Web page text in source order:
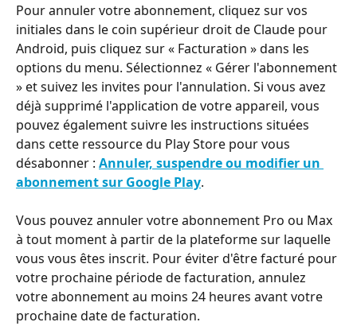
Pour annuler votre abonnement, cliquez sur vos
initiales dans le coin supérieur droit de Claude pour
Android, puis cliquez sur « Facturation » dans les
options du menu. Sélectionnez « Gérer l'abonnement
» et suivez les invites pour l'annulation. Si vous avez
déjà supprimé l'application de votre appareil, vous
pouvez également suivre les instructions situées
dans cette ressource du Play Store pour vous
désabonner : Annuler, suspendre ou modifier un
abonnement sur Google Play.
Vous pouvez annuler votre abonnement Pro ou Max
à tout moment à partir de la plateforme sur laquelle
vous vous êtes inscrit. Pour éviter d'être facturé pour
votre prochaine période de facturation, annulez
votre abonnement au moins 24 heures avant votre
prochaine date de facturation.